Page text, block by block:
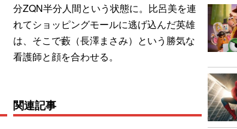
分ZQN半分人間という状態に。比呂美を連
れてショッピングモールに逃げ込んだ英雄
は、そこで藪（長澤まさみ）という勝気な
看護師と顔を合わせる。
関連記事